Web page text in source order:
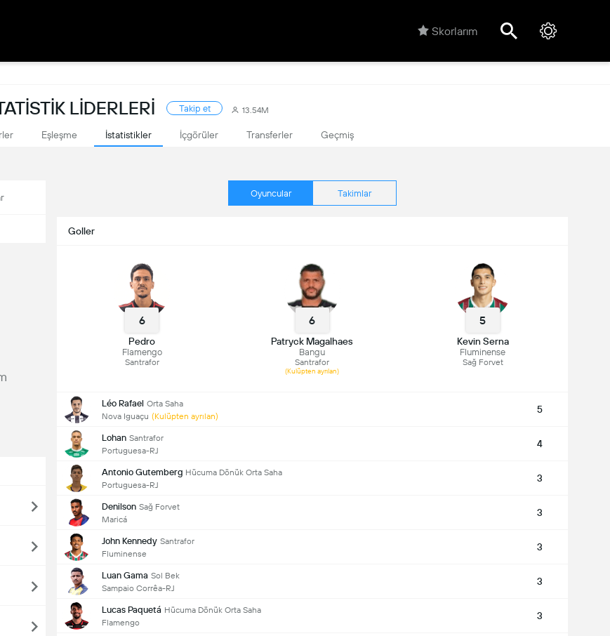
Skorlarım
LIDERLERI Takip et 13.54M
Eşleşme İstatistikler İçgörüler Transferler Geçmiş
Oyuncular Takimlar
Goller
6
Pedro
Flamengo
Santrafor
6
Patryck Magalhaes
Bangu
Santrafor
(Kulüpten ayrılan)
5
Kevin Serna
Fluminense
Sağ Forvet
Léo Rafael Orta Saha
Nova Iguaçu (Kulüpten ayrılan)
5
Lohan Santrafor
Portuguesa-RJ
4
Antonio Gutemberg Hücuma Dönük Orta Saha
Portuguesa-RJ
3
Denilson Sağ Forvet
Maricá
3
John Kennedy Santrafor
Fluminense
3
Luan Gama Sol Bek
Sampaio Corrêa-RJ
3
Lucas Paquetá Hücuma Dönük Orta Saha
Flamengo
3